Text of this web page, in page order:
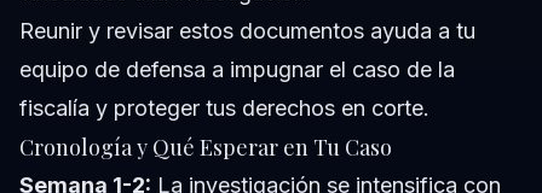
Reunir y revisar estos documentos ayuda a tu
equipo de defensa a impugnar el caso de la
fiscalía y proteger tus derechos en corte.
Cronología y Qué Esperar en Tu Caso
Semana 1-2: La investigación se intensifica con